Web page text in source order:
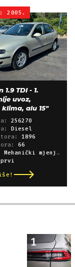
2005.
1.9 TDI - 1.
uvoz,
klima, alu 15"
256270
Diesel
1896
66
Mehanički mjenjač
prvi
1